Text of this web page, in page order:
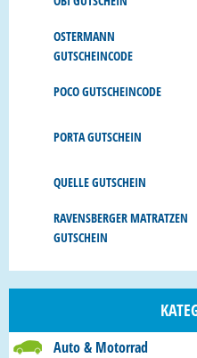
OSTERMANN
GUTSCHEINCODE
POCO GUTSCHEINCODE
PORTA GUTSCHEIN
QUELLE GUTSCHEIN
RAVENSBERGER MATRATZEN
GUTSCHEIN
Auto & Motorrad